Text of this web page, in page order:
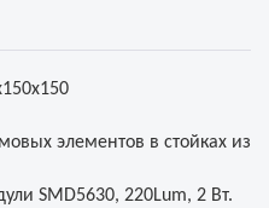
элементов в стойках из
SMD5630, 220Lum, 2 Вт.